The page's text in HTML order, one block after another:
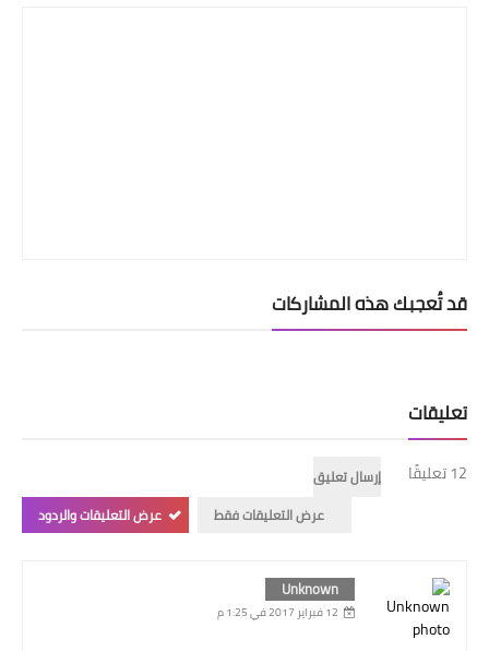
قد تُعجبك هذه المشاركات
تعليقات
12 تعليقًا
إرسال تعليق
عرض التعليقات فقط
عرض التعليقات والردود
Unknown
12 فبراير 2017 في 1:25 م